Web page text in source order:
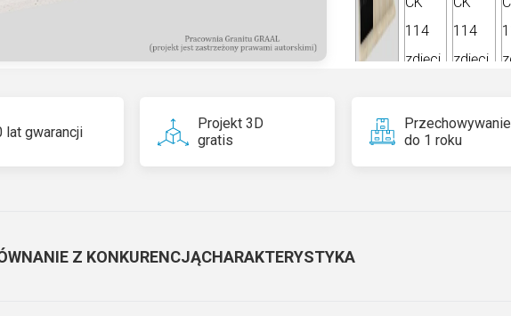
lat gwarancji
Projekt 3D
gratis
Przechowywanie
do 1 roku
Z KONKURENCJĄCHARAKTERYSTYKA